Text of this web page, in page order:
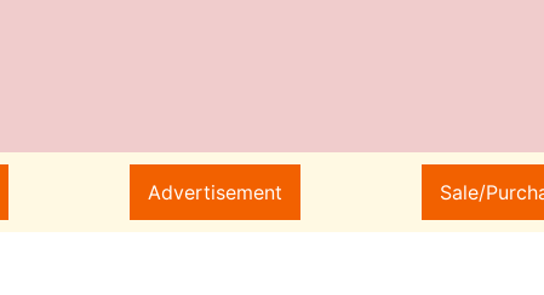
Advertisement Sale/